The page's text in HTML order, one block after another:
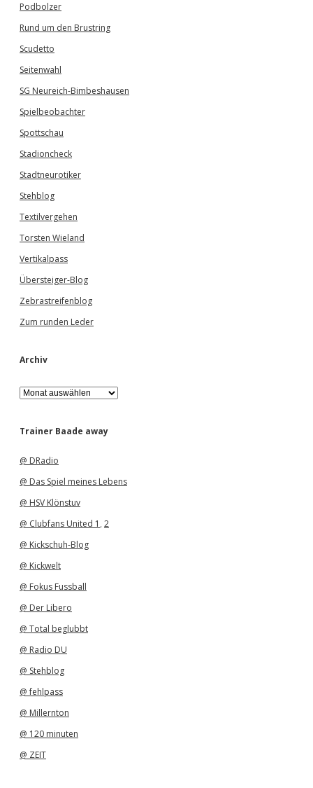
Podbolzer
Rund um den Brustring
Scudetto
Seitenwahl
SG Neureich-Bimbeshausen
Spielbeobachter
Spottschau
Stadioncheck
Stadtneurotiker
Stehblog
Textilvergehen
Torsten Wieland
Vertikalpass
Übersteiger-Blog
Zebrastreifenblog
Zum runden Leder
Archiv
A
r
h
Trainer Baade away
@ DRadio
@ Das Spiel meines Lebens
@ HSV Klönstuv
@ Clubfans United 1 , 2
@ Kickschuh-Blog
@ Kickwelt
@ Fokus Fussball
@ Der Libero
@ Total beglubbt
@ Radio DU
@ Stehblog
@ fehlpass
@ Millernton
@ 120 minuten
@ ZEIT